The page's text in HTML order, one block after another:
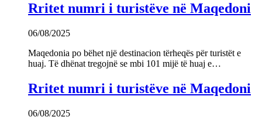
Rritet numri i turistëve në Maqedoni
06/08/2025
Maqedonia po bëhet një destinacion tërheqës për turistët e
huaj. Të dhënat tregojnë se mbi 101 mijë të huaj e…
Rritet numri i turistëve në Maqedoni
06/08/2025